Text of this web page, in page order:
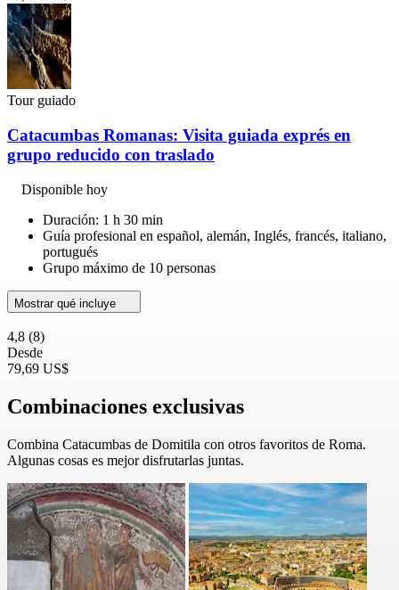
Tour guiado
Catacumbas Romanas: Visita guiada exprés en
grupo reducido con traslado
Disponible hoy
Duración: 1 h 30 min
Guía profesional en español, alemán, Inglés, francés, italiano,
portugués
Grupo máximo de 10 personas
Mostrar qué incluye
4,8 (8)
Desde
79,69 US$
Combinaciones exclusivas
Combina Catacumbas de Domitila con otros favoritos de Roma.
Algunas cosas es mejor disfrutarlas juntas.